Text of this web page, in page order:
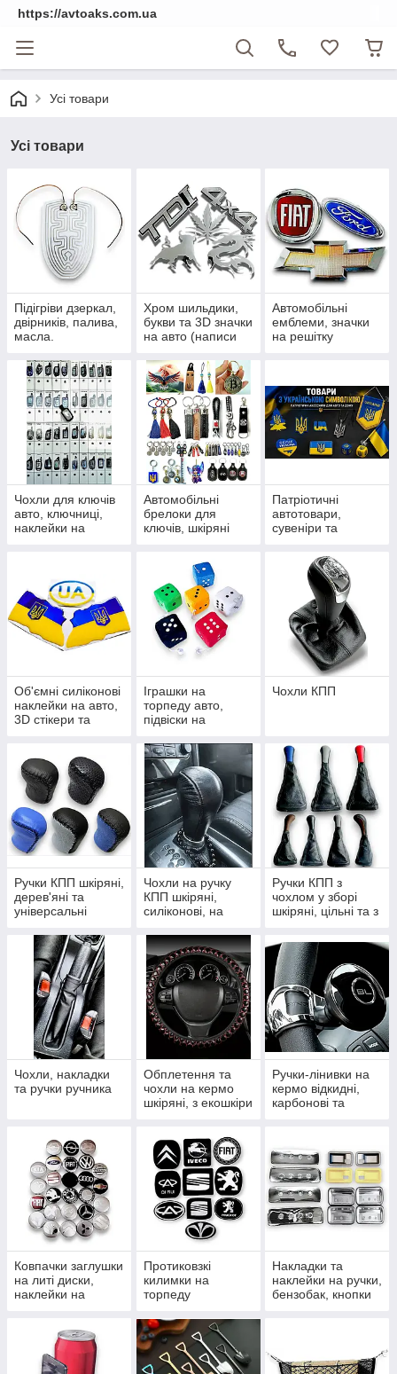
https://avtoaks.com.ua
Усі товари
Усі товари
Підігріви дзеркал,
двірників, палива,
масла.
Хром шильдики,
букви та 3D значки
на авто (написи
Автомобільні
емблеми, значки
на решітку
Чохли для ключів
авто, ключниці,
наклейки на
Автомобільні
брелоки для
ключів, шкіряні
Патріотичні
автотовари,
сувеніри та
українською
символікою
Об'ємні силіконові
наклейки на авто,
3D стікери та
Іграшки на
торпеду авто,
підвіски на
сувеніри
Чохли КПП
Ручки КПП шкіряні,
дерев'яні та
універсальні
Чохли на ручку
КПП шкіряні,
силіконові, на
Ручки КПП з
чохлом у зборі
шкіряні, цільні та з
Чохли, накладки
та ручки ручника
Обплетення та
чохли на кермо
шкіряні, з екошкіри
Ручки-лінивки на
кермо відкидні,
карбонові та
Ковпачки заглушки
на литі диски,
наклейки на
Протиковзкі
килимки на
торпеду
силіконові та в
рулонах
Накладки та
наклейки на ручки,
бензобак, кнопки